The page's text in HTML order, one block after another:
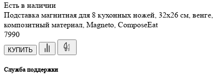
Есть в наличии
Подставка магнитная для 8 кухонных ножей, 32х26 см, венге,
композитный материал, Magneto, ComposeEat
7990
КУПИТЬ
Служба поддержки